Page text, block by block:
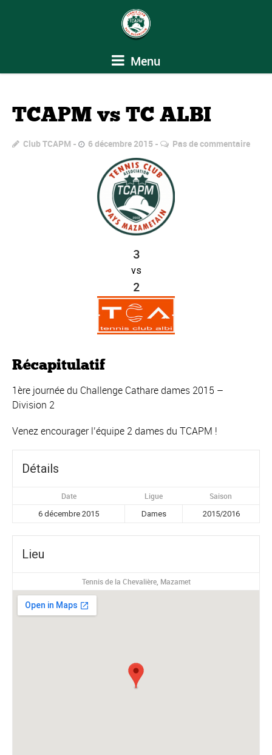
Menu
TCAPM vs TC ALBI
Club TCAPM 6 décembre 2015 Pas de commentaire
3
vs
2
Récapitulatif
1ère journée du Challenge Cathare dames 2015 –
Division 2
Venez encourager l’équipe 2 dames du TCAPM !
Détails
Date Ligue Saison
6 décembre 2015 Dames 2015/2016
Lieu
Tennis de la Chevalière, Mazamet